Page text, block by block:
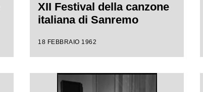
XII Festival della canzone
italiana di Sanremo
18 FEBBRAIO 1962